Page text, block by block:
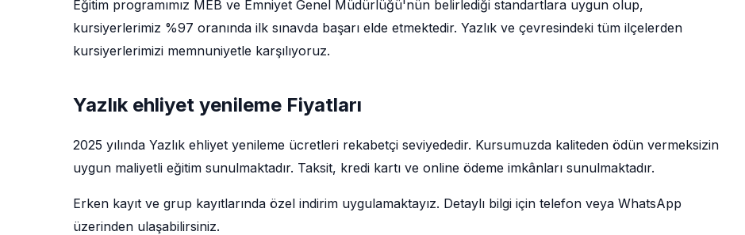
Eğitim programımız MEB ve Emniyet Genel Müdürlüğü'nün belirlediği standartlara uygun olup,
kursiyerlerimiz %97 oranında ilk sınavda başarı elde etmektedir. Yazlık ve çevresindeki tüm ilçelerden
kursiyerlerimizi memnuniyetle karşılıyoruz.
Yazlık ehliyet yenileme Fiyatları
2025 yılında Yazlık ehliyet yenileme ücretleri rekabetçi seviyededir. Kursumuzda kaliteden ödün vermeksizin
uygun maliyetli eğitim sunulmaktadır. Taksit, kredi kartı ve online ödeme imkânları sunulmaktadır.
Erken kayıt ve grup kayıtlarında özel indirim uygulamaktayız. Detaylı bilgi için telefon veya WhatsApp
üzerinden ulaşabilirsiniz.